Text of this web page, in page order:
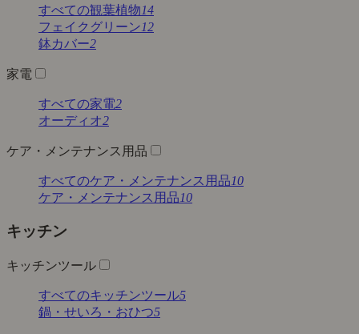
すべての観葉植物14
フェイクグリーン12
鉢カバー2
家電
すべての家電2
オーディオ2
ケア・メンテナンス用品
すべてのケア・メンテナンス用品10
ケア・メンテナンス用品10
キッチン
キッチンツール
すべてのキッチンツール5
鍋・せいろ・おひつ5